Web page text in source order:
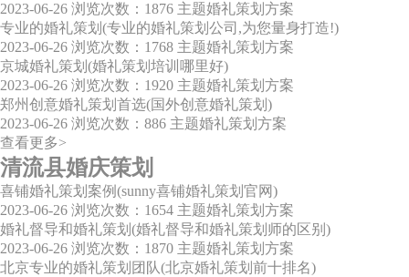
2023-06-26 浏览次数：1876 主题婚礼策划方案
专业的婚礼策划(专业的婚礼策划公司,为您量身打造!)
2023-06-26 浏览次数：1768 主题婚礼策划方案
京城婚礼策划(婚礼策划培训哪里好)
2023-06-26 浏览次数：1920 主题婚礼策划方案
郑州创意婚礼策划首选(国外创意婚礼策划)
2023-06-26 浏览次数：886 主题婚礼策划方案
查看更多>
清流县婚庆策划
喜铺婚礼策划案例(sunny喜铺婚礼策划官网)
2023-06-26 浏览次数：1654 主题婚礼策划方案
婚礼督导和婚礼策划(婚礼督导和婚礼策划师的区别)
2023-06-26 浏览次数：1870 主题婚礼策划方案
北京专业的婚礼策划团队(北京婚礼策划前十排名)